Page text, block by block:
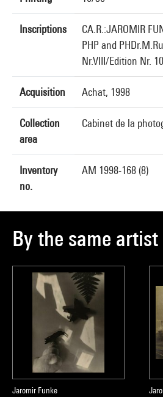
Inscriptions
CA.R.:JAROMIR
PHP and
Nr.VIII/Edition Nr.
Acquisition Achat, 1998
Collection
area
Cabinet de la
Inventory
no.
AM 1998-168 (8)
By the same artist
Jaromir Funke